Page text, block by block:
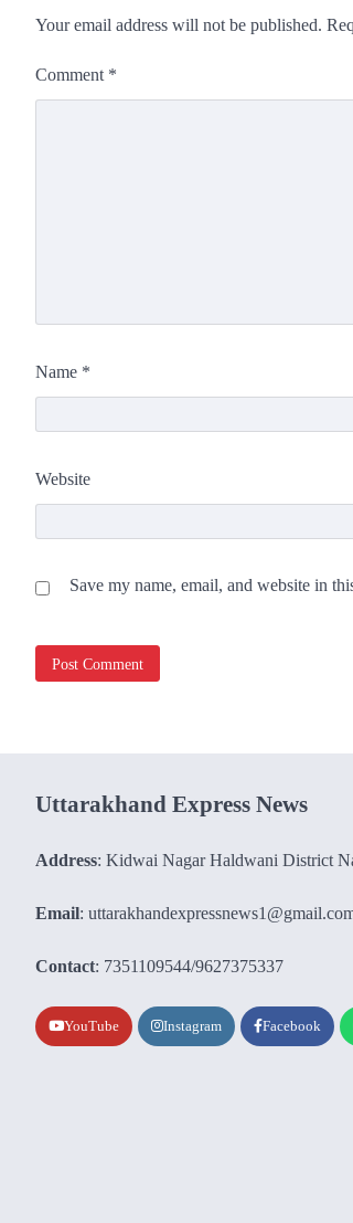
Your email address will not be published.
Comment *
Name *
Website
Save my name, email, and website in
Uttarakhand Express News
Address: Kidwai Nagar Haldwani District
Email:
Contact: 7351109544/9627375337
YouTube Instagram Facebook